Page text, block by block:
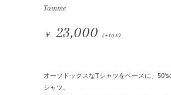
Tamme
￥ 23,000(+tax)
オーソドックスなTシャツをベースに、
シャツ。